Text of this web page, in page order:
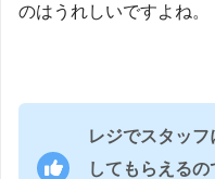
のはうれしいですよね。
レジでスタッ
してもらえる